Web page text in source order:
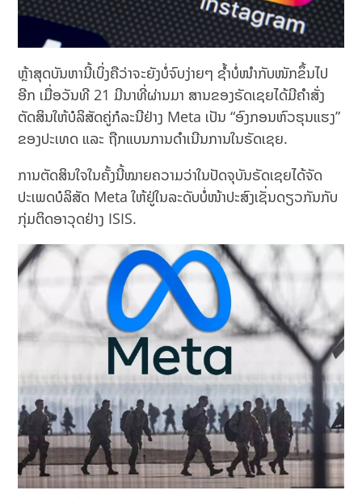
ຫຼ້າສຸດບັນຫານີ້ເບິ່ງຄືວ່າຈະຍັງບໍ່ຈົບງ່າຍໆ ຊ້ຳບໍ່ໜຳກັບໜັກຂຶ້ນໄປ
ອີກ ເມື່ອວັນທີ 21 ມີນາທີ່ຜ່ານມາ ສານຂອງຣັດເຊຍໄດ້ມີຄຳສັ່ງ
ຕັດສິນໃຫ້ບໍລິສັດຄູ່ກໍລະນີຢ່າງ Meta ເປັນ “ອົງກອນຫົວຮຸນແຮງ”
ຂອງປະເທດ ແລະ ຖືກແບນການດຳເນີນການໃນຣັດເຊຍ.
ການຕັດສິນໃຈໃນຄັ້ງນີ້ໝາຍຄວາມວ່າໃນປັດຈຸບັນຣັດເຊຍໄດ້ຈັດ
ປະເພດບໍລິສັດ Meta ໃຫ້ຢູ່ໃນລະດັບບໍ່ໜ້າປະສົງເຊັ່ນດຽວກັນກັບ
ກຸ່ມຕິດອາວຸດຢ່າງ ISIS.